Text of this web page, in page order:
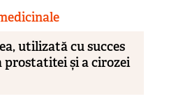
utilizată cu succes
și a cirozei